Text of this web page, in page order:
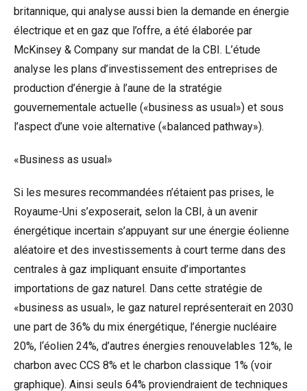
britannique, qui analyse aussi bien la demande en énergie
électrique et en gaz que l’offre, a été élaborée par
McKinsey & Company sur mandat de la CBI. L’étude
analyse les plans d’investissement des entreprises de
production d’énergie à l’aune de la stratégie
gouvernementale actuelle («business as usual») et sous
l’aspect d’une voie alternative («balanced pathway»).
«Business as usual»
Si les mesures recommandées n’étaient pas prises, le
Royaume-Uni s’exposerait, selon la CBI, à un avenir
énergétique incertain s’appuyant sur une énergie éolienne
aléatoire et des investissements à court terme dans des
centrales à gaz impliquant ensuite d’importantes
importations de gaz naturel. Dans cette stratégie de
«business as usual», le gaz naturel représenterait en 2030
une part de 36% du mix énergétique, l’énergie nucléaire
20%, l‘éolien 24%, d’autres énergies renouvelables 12%, le
charbon avec CCS 8% et le charbon classique 1% (voir
graphique). Ainsi seuls 64% proviendraient de techniques